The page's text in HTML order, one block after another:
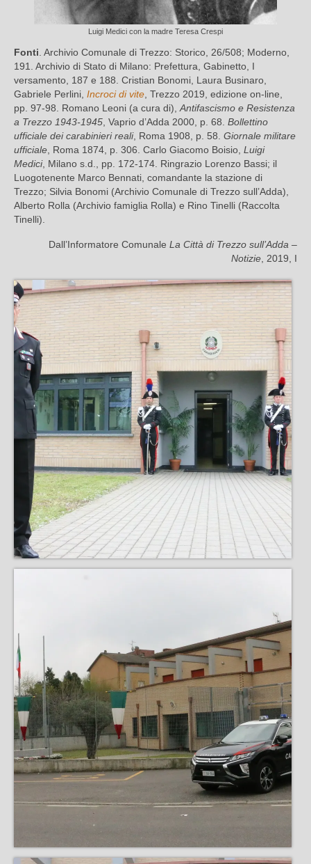
Luigi Medici con la madre Teresa Crespi
Fonti . Archivio Comunale di Trezzo: Storico, 26/508; Moderno,
191. Archivio di Stato di Milano: Prefettura, Gabinetto, I
versamento, 187 e 188. Cristian Bonomi, Laura Businaro,
Gabriele Perlini, Incroci di vite , Trezzo 2019, edizione on-line,
pp. 97-98. Romano Leoni (a cura di), Antifascismo e Resistenza
a Trezzo 1943-1945 , Vaprio d’Adda 2000, p. 68. Bollettino
ufficiale dei carabinieri reali, Roma 1908, p. 58. Giornale militare
ufficiale , Roma 1874, p. 306. Carlo Giacomo Boisio, Luigi
Medici, Milano s.d., pp. 172-174. Ringrazio Lorenzo Bassi; il
Luogotenente Marco Bennati, comandante la stazione di
Trezzo; Silvia Bonomi (Archivio Comunale di Trezzo sull’Adda),
Alberto Rolla (Archivio famiglia Rolla) e Rino Tinelli (Raccolta
Tinelli).
Dall’Informatore Comunale La Città di Trezzo sull’Adda –
Notizie , 2019, I